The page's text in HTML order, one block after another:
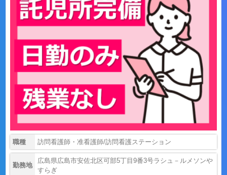
職種 訪問看護師・准看護師/訪問看護ステーション
勤務地
広島県広島市安佐北区可部5丁目9番3号ラシュ－ルメソンや
すらぎ